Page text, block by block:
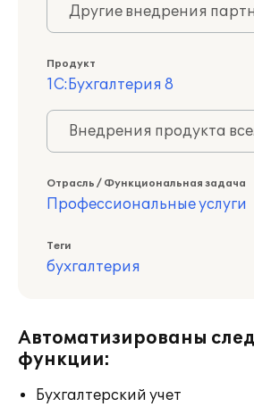
Другие внедрения
Продукт
1С:Бухгалтерия 8
Внедрения продукта
Отрасль / Функциональная задача
Профессиональные услуги
Теги
бухгалтерия
Автоматизированы
функции:
Бухгалтерский учет